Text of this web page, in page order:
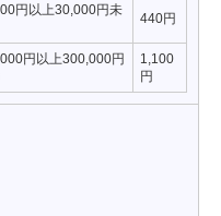
円以上30,000円未
440円
円以上300,000円
1,100
円